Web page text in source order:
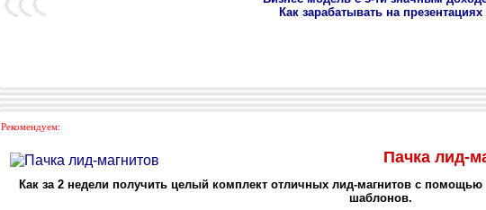
Как зарабатывать на презентациях
Рекомендуем:
Пачка лид-
Как за 2 недели получить целый комплект отличных лид-магнитов с
шаблонов.